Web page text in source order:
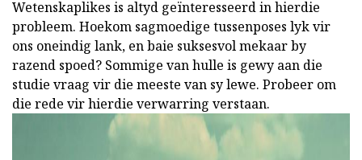
Wetenskaplikes is altyd geïnteresseerd in hierdie
probleem. Hoekom sagmoedige tussenposes lyk vir
ons oneindig lank, en baie suksesvol mekaar by
razend spoed? Sommige van hulle is gewy aan die
studie vraag vir die meeste van sy lewe. Probeer om
die rede vir hierdie verwarring verstaan.